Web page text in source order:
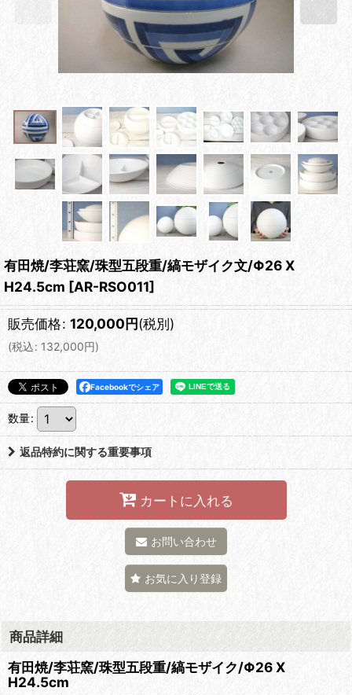
有田焼/李荘窯/珠型五段重/縞モザイク文/Φ26 X
H24.5cm [AR-RSO011]
販売価格: 120,000円(税別)
(税込: 132,000円)
Facebookでシェア
数量:
返品特約に関する重要事項
カートに入れる
お問い合わせ
お気に入り登録
商品詳細
有田焼/李荘窯/珠型五段重/縞モザイク/Φ26 X
H24.5cm